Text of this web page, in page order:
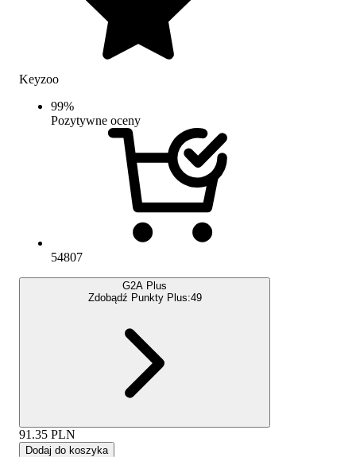
Keyzoo
99%
Pozytywne oceny
54807
G2A Plus
Zdobądź Punkty Plus:49
91.35 PLN
Dodaj do koszyka